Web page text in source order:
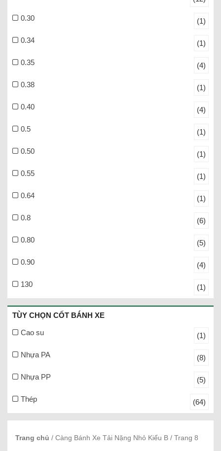
0.30 (1)
0.34 (1)
0.35 (4)
0.38 (1)
0.40 (4)
0.5 (1)
0.50 (1)
0.55 (1)
0.64 (1)
0.8 (6)
0.80 (5)
0.90 (4)
130 (1)
TÙY CHỌN CỐT BÁNH XE
Cao su (1)
Nhựa PA (8)
Nhựa PP (5)
Thép (64)
Trang chủ / Càng Bánh Xe Tải Nặng Nhỏ Kiểu B / Trang 8